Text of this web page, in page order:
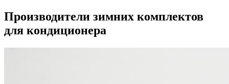
Производители зимних комплектов
для кондиционера